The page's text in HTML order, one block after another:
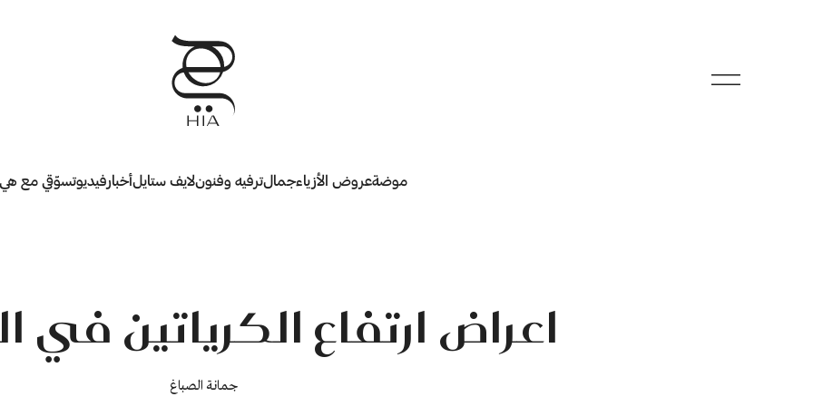
موضةعروض الأزياءجمالترفيه وفنونلايف ستايلأخبارفيديوتسوّقي مع هي
اعراض ارتفاع الكرياتين في
جمانة الصباغ